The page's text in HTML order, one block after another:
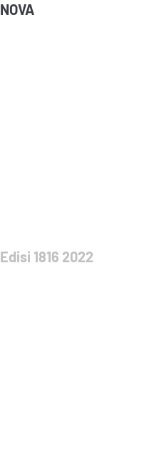
NOVA
Edisi 1816 2022